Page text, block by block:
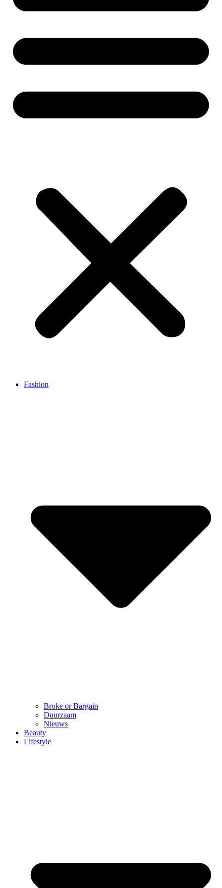
Fashion
Broke or Bargain
Duurzaam
Nieuws
Beauty
Lifestyle